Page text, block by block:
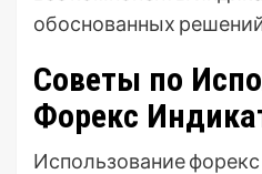
обоснованных
Советы по
Форекс
Использование